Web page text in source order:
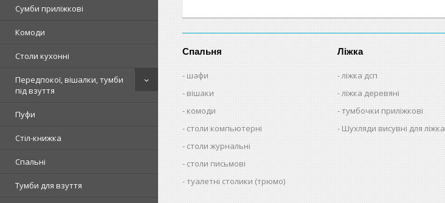
Сумби приліжкові
Комоди
Столи кухонні
Передпокої, вішалки, тумби
під взуття
Пуфи
Стіл-книжка
Спальні
Тумби для взуття
Спальня
шафи
вішаки
комоди
столи компьютерні
столи журнальні
столи письмові
туалетні столики (трюмо)
Ліжка
ліжка дсп
ліжка деревяні
тумбочки приліжкові
Шухляди висувні для ліжка